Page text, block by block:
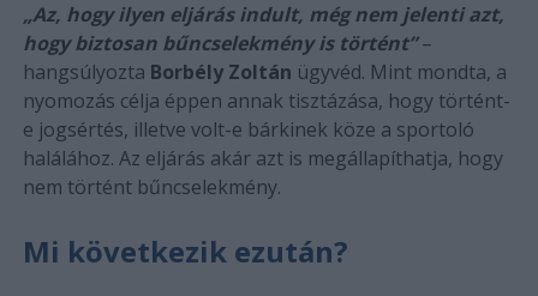
„Az, hogy ilyen eljárás indult, még nem jelenti azt,
hogy biztosan bűncselekmény is történt”–
hangsúlyozta Borbély Zoltán ügyvéd. Mint mondta, a
nyomozás célja éppen annak tisztázása, hogy történt-
e jogsértés, illetve volt-e bárkinek köze a sportoló
halálához. Az eljárás akár azt is megállapíthatja, hogy
nem történt bűncselekmény.
Mi következik ezután?